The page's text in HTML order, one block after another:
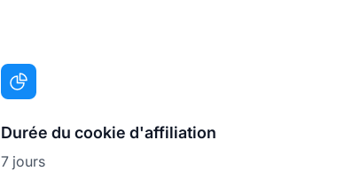
Durée du cookie d'affiliation
7 jours